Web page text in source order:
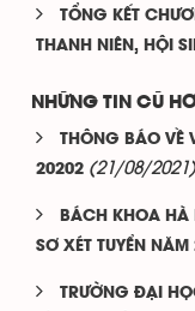
TỔNG KẾT
THANH NIÊN, HỘI
NHỮNG TIN CŨ
THÔNG BÁO VỀ
20202 (21/08/2021)
BÁCH KHOA
SƠ XÉT TUYỂN NĂM
TRƯỜNG ĐẠI